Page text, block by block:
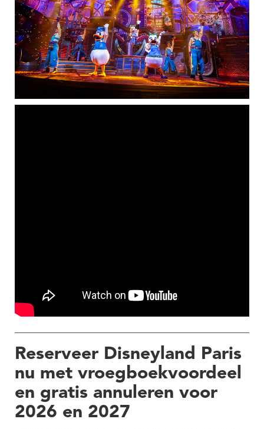
Reserveer Disneyland Paris
nu met vroegboekvoordeel
en gratis annuleren voor
2026 en 2027